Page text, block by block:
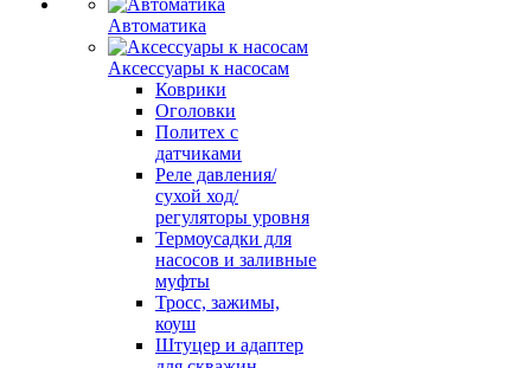
Автоматика
Аксессуары к насосам
Коврики
Оголовки
Политех с
датчиками
Реле давления/
сухой ход/
регуляторы уровня
Термоусадки для
насосов и заливные
муфты
Тросс, зажимы,
коуш
Штуцер и адаптер